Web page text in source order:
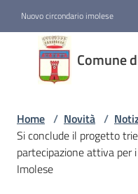
Nuovo circondario imolese
Comune
Comune di
Amministrazione
Novità
Home / Novità /
Si conclude il progetto
partecipazione attiva per
Imolese